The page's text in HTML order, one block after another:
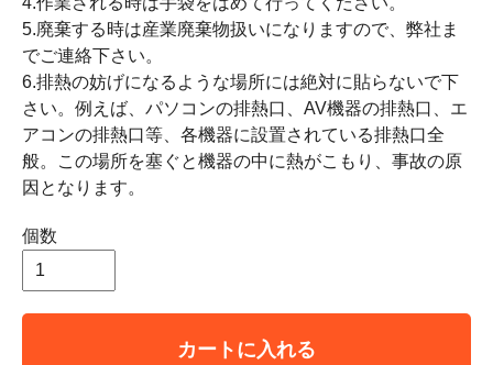
5.廃棄する時は産業廃棄物扱いになりますので、弊社ま
でご連絡下さい。
6.排熱の妨げになるような場所には絶対に貼らないで下
さい。例えば、パソコンの排熱口、AV機器の排熱口、エ
アコンの排熱口等、各機器に設置されている排熱口全
般。この場所を塞ぐと機器の中に熱がこもり、事故の原
因となります。
個数
カートに入れる